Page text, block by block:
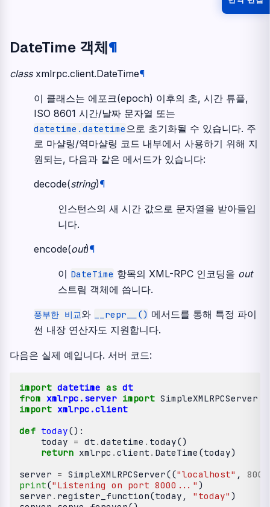
DateTime 객체¶
class xmlrpc.client.DateTime¶
이 클래스는 에포크(epoch) 이후의 초, 시간 튜플,
ISO 8601 시간/날짜 문자열 또는
datetime.datetime으로 초기화될 수 있습니다. 주
로 마샬링/역마샬링 코드 내부에서 사용하기 위해 지
원되는, 다음과 같은 메서드가 있습니다:
decode(string)¶
인스턴스의 새 시간 값으로 문자열을 받아들입
니다.
encode(out)¶
이 DateTime 항목의 XML-RPC 인코딩을 out
스트림 객체에 씁니다.
풍부한 비교와 __repr__() 메서드를 통해 특정 파이
썬 내장 연산자도 지원합니다.
다음은 실제 예입니다. 서버 코드:
import datetime as dt
from xmlrpc.server import SimpleXMLRPCServer
import xmlrpc.client
def today():
today = dt . datetime . today()
return xmlrpc . client . DateTime (today)
server = SimpleXMLRPCServer(("localhost" , 8000
print("Listening on port 8000..." )
server . register_function(today , "today" )